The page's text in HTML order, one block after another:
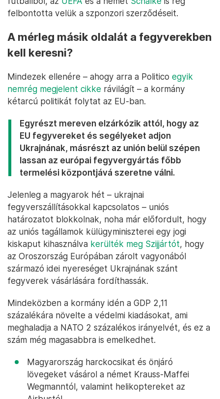
felbontotta velük a szponzori szerződéseit.
A mérleg másik oldalát a fegyverekben
kell keresni?
Mindezek ellenére – ahogy arra a Politico egyik
nemrég megjelent cikke rávilágít – a kormány
kétarcú politikát folytat az EU-ban.
Egyrészt mereven elzárkózik attól, hogy az
EU fegyvereket és segélyeket adjon
Ukrajnának, másrészt az unión belül szépen
lassan az európai fegyvergyártás főbb
termelési központjává szeretne válni.
Jelenleg a magyarok hét – ukrajnai
fegyverszállításokkal kapcsolatos – uniós
határozatot blokkolnak, noha már előfordult, hogy
az uniós tagállamok külügyminiszterei egy jogi
kiskaput kihasználva kerülték meg Szijjártót, hogy
az Oroszország Európában zárolt vagyonából
származó idei nyereséget Ukrajnának szánt
fegyverek vásárlására fordíthassák.
Mindeközben a kormány idén a GDP 2,11
százalékára növelte a védelmi kiadásokat, ami
meghaladja a NATO 2 százalékos irányelvét, és ez a
szám még magasabbra is emelkedhet.
Magyarország harckocsikat és önjáró
lövegeket vásárol a német Krauss-Maffei
Wegmanntól, valamint helikoptereket az